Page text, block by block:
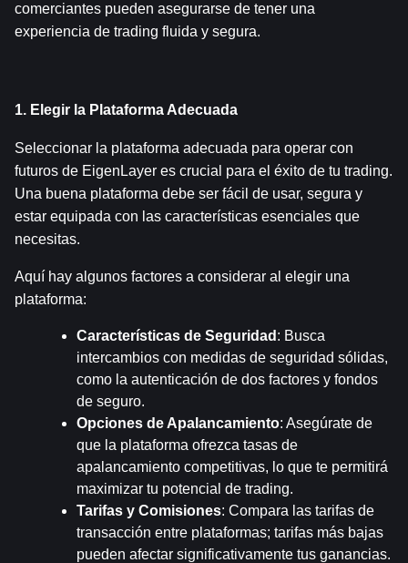
comerciantes pueden asegurarse de tener una
experiencia de trading fluida y segura.
1. Elegir la Plataforma Adecuada
Seleccionar la plataforma adecuada para operar con
futuros de EigenLayer es crucial para el éxito de tu trading.
Una buena plataforma debe ser fácil de usar, segura y
estar equipada con las características esenciales que
necesitas.
Aquí hay algunos factores a considerar al elegir una
plataforma:
Características de Seguridad : Busca
intercambios con medidas de seguridad sólidas,
como la autenticación de dos factores y fondos
de seguro.
Opciones de Apalancamiento: Asegúrate de
que la plataforma ofrezca tasas de
apalancamiento competitivas, lo que te permitirá
maximizar tu potencial de trading.
Tarifas y Comisiones: Compara las tarifas de
transacción entre plataformas; tarifas más bajas
pueden afectar significativamente tus ganancias.